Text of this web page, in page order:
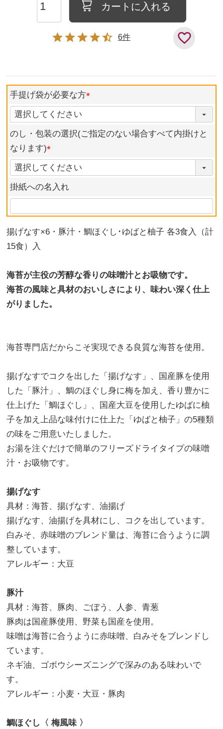
カートに入れる
6
手提げ袋が必要な方
のし・包装の選択(ご指定のない場合すべて内掛けと
なります)
掛紙への名入れ
揚げなす×6・豚汁・鯛ほぐし･ゆばと柚子 各3食入（計
15食）入
海苔が主役の芳醇な香りの味噌汁とお吸物です。
海苔の風味と具材のおいしさにより、味わい深く仕上
がりました。
海苔専門店だからこそ実現できる良質な海苔を使用。
揚げなすでコクを出した「揚げなす」、国産豚を使用
した「豚汁」、鯛のほぐし身に梅を加え、香り豊かに
仕上げた「鯛ほぐし」、国産大豆を使用したゆばに柚
子を加え上品な味付けに仕上た「ゆばと柚子」の5種類
の味をご用意いたしました。
お湯を注ぐだけで簡単のフリーズドライタイプの味噌
汁・お吸物です。
揚げなす
具材：海苔、揚げなす、油揚げ
揚げなす、油揚げを具材にし、コクを出しています。
白みそ、赤味噌のブレンド量は、海苔に合うように調
整しています。
アレルギー：大豆
豚汁
具材：海苔、豚肉、ごぼう、人参、青葱
豚肉は国産豚使用、野菜も国産を使用。
味噌は海苔に合うように赤味噌、白みそをブレンドし
ています。
ネギ油、ゴボウシーズニングで深みのある味わいで
す。
アレルギー：小麦・大豆・豚肉
鯛ほぐし〈 梅風味 〉